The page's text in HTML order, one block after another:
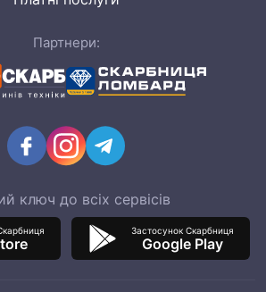
Партнери:
ключ до всіх сервісів
Застосунок Скарбниця
Google Play